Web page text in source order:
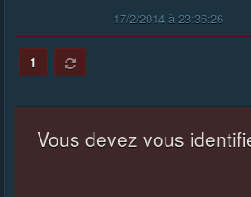
17/2/2014 à 23:36:26
1
Vous devez vous